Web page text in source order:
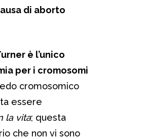
di aborto
è l’unico
per i cromosomi
cromosomico
essere
la vita; questa
che non vi sono